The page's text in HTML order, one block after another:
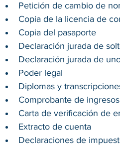
Petición de cambio de
Copia de la licencia de
Copia del pasaporte
Declaración jurada de
Declaración jurada de
Poder legal
Diplomas y
Comprobante de ingresos
Carta de verificación de
Extracto de cuenta
Declaraciones de